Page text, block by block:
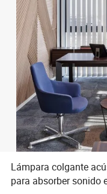
Lámpara colgante
para absorber sonido